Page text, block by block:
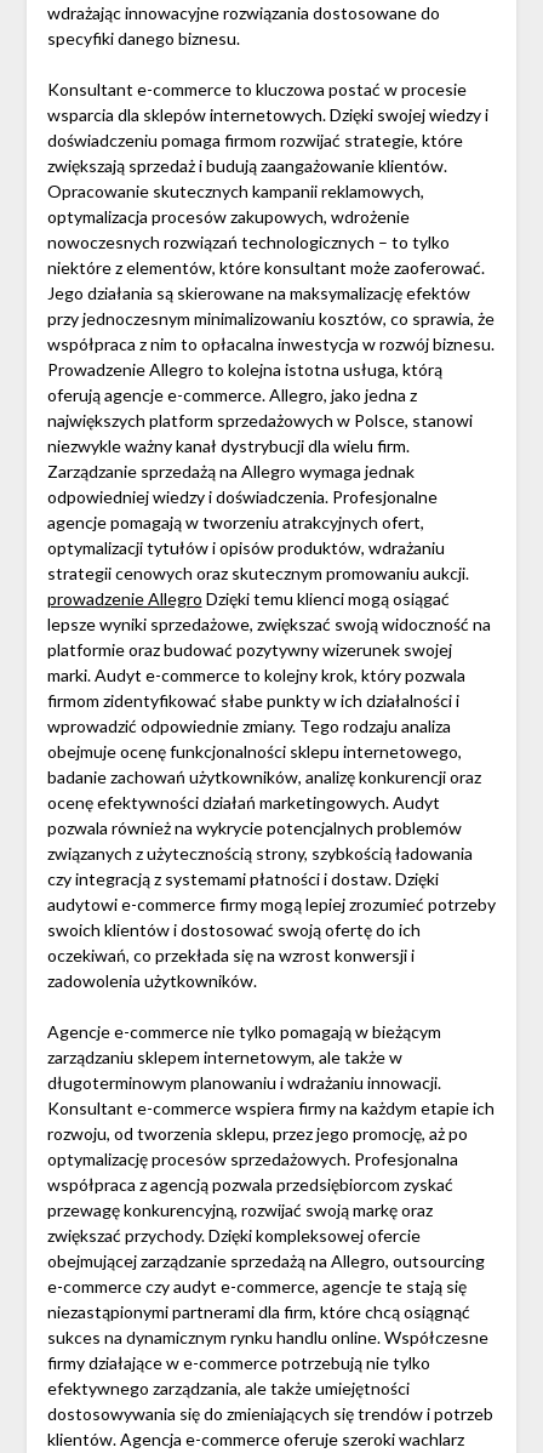
wdrażając innowacyjne rozwiązania dostosowane do
specyfiki danego biznesu.
Konsultant e-commerce to kluczowa postać w procesie
wsparcia dla sklepów internetowych. Dzięki swojej wiedzy i
doświadczeniu pomaga firmom rozwijać strategie, które
zwiększają sprzedaż i budują zaangażowanie klientów.
Opracowanie skutecznych kampanii reklamowych,
optymalizacja procesów zakupowych, wdrożenie
nowoczesnych rozwiązań technologicznych – to tylko
niektóre z elementów, które konsultant może zaoferować.
Jego działania są skierowane na maksymalizację efektów
przy jednoczesnym minimalizowaniu kosztów, co sprawia, że
współpraca z nim to opłacalna inwestycja w rozwój biznesu.
Prowadzenie Allegro to kolejna istotna usługa, którą
oferują agencje e-commerce. Allegro, jako jedna z
największych platform sprzedażowych w Polsce, stanowi
niezwykle ważny kanał dystrybucji dla wielu firm.
Zarządzanie sprzedażą na Allegro wymaga jednak
odpowiedniej wiedzy i doświadczenia. Profesjonalne
agencje pomagają w tworzeniu atrakcyjnych ofert,
optymalizacji tytułów i opisów produktów, wdrażaniu
strategii cenowych oraz skutecznym promowaniu aukcji.
prowadzenie Allegro Dzięki temu klienci mogą osiągać
lepsze wyniki sprzedażowe, zwiększać swoją widoczność na
platformie oraz budować pozytywny wizerunek swojej
marki. Audyt e-commerce to kolejny krok, który pozwala
firmom zidentyfikować słabe punkty w ich działalności i
wprowadzić odpowiednie zmiany. Tego rodzaju analiza
obejmuje ocenę funkcjonalności sklepu internetowego,
badanie zachowań użytkowników, analizę konkurencji oraz
ocenę efektywności działań marketingowych. Audyt
pozwala również na wykrycie potencjalnych problemów
związanych z użytecznością strony, szybkością ładowania
czy integracją z systemami płatności i dostaw. Dzięki
audytowi e-commerce firmy mogą lepiej zrozumieć potrzeby
swoich klientów i dostosować swoją ofertę do ich
oczekiwań, co przekłada się na wzrost konwersji i
zadowolenia użytkowników.
Agencje e-commerce nie tylko pomagają w bieżącym
zarządzaniu sklepem internetowym, ale także w
długoterminowym planowaniu i wdrażaniu innowacji.
Konsultant e-commerce wspiera firmy na każdym etapie ich
rozwoju, od tworzenia sklepu, przez jego promocję, aż po
optymalizację procesów sprzedażowych. Profesjonalna
współpraca z agencją pozwala przedsiębiorcom zyskać
przewagę konkurencyjną, rozwijać swoją markę oraz
zwiększać przychody. Dzięki kompleksowej ofercie
obejmującej zarządzanie sprzedażą na Allegro, outsourcing
e-commerce czy audyt e-commerce, agencje te stają się
niezastąpionymi partnerami dla firm, które chcą osiągnąć
sukces na dynamicznym rynku handlu online. Współczesne
firmy działające w e-commerce potrzebują nie tylko
efektywnego zarządzania, ale także umiejętności
dostosowywania się do zmieniających się trendów i potrzeb
klientów. Agencja e-commerce oferuje szeroki wachlarz